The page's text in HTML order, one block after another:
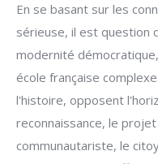
En se basant sur les
sérieuse, il est question
modernité
école française
l'histoire, opposent
reconnaissance, le
communautariste, le